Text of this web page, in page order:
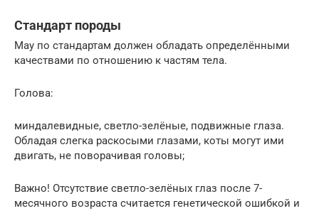
Стандарт породы
Мау по стандартам должен обладать определёнными
качествами по отношению к частям тела.
Голова:
миндалевидные, светло-зелёные, подвижные глаза.
Обладая слегка раскосыми глазами, коты могут ими
двигать, не поворачивая головы;
Важно! Отсутствие светло-зелёных глаз после 7-
месячного возраста считается генетической ошибкой и